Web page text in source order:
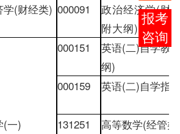
学(财经类) 000091 政治经济学(财
附大纲)
000151 英语(二)自学教
纲)
000159
英语(二)自学指
(一) 131251 高等数学(经管类
在线
客服